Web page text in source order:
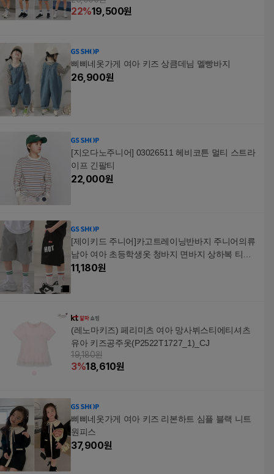
22%19,500원
삐삐네옷가게 여아 키즈 상큼데님 멜빵바지
26,900원
[지오다노주니어] 03026511 헤비코튼 멀티 스트라
이프 긴팔티
22,000원
[제이키드 주니어]카고트레이닝반바지 주니어의류
남아 여아 초등학생옷 청바지 면바지 상하복 티셔
츠
11,180원
(레노마키즈) 페리미츠 여아 망사뷔스티에티셔츠
유아 키즈공주옷(P2522T1727_1)_CJ
19,180원
3%18,610원
삐삐네옷가게 여아 키즈 리본하트 심플 블랙 니트
원피스
37,900원